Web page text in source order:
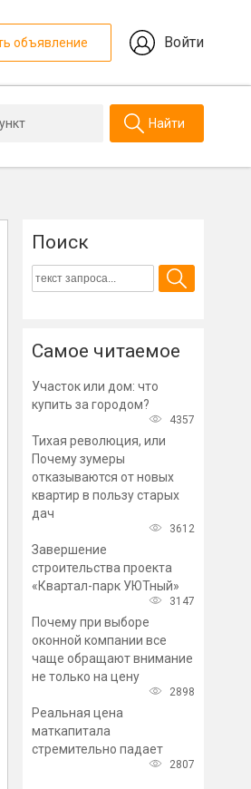
объявление Войти
Найти
Более 600 петербургских
семей получили соцвыплату
на расселение коммуналок
Поиск
Самое читаемое
Участок или дом: что
купить за городом?
4357
Тихая революция, или
Почему зумеры
отказываются от новых
квартир в пользу старых
дач
3612
Завершение
строительства проекта
«Квартал-парк УЮТный»
3147
Почему при выборе
оконной компании все
чаще обращают внимание
не только на цену
2898
Реальная цена
маткапитала
стремительно падает
2807